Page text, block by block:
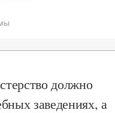
должно
заведениях, а